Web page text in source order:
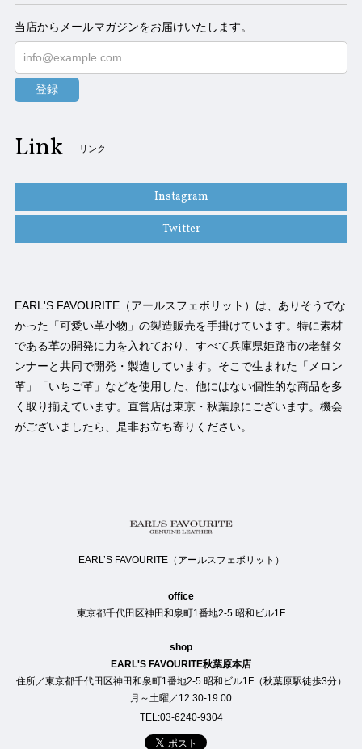
当店からメールマガジンをお届けいたします。
登録
Link リンク
Instagram
Twitter
EARL'S FAVOURITE（アールスフェボリット）は、ありそうでな
かった「可愛い革小物」の製造販売を手掛けています。特に素材
である革の開発に力を入れており、すべて兵庫県姫路市の老舗タ
ンナーと共同で開発・製造しています。そこで生まれた「メロン
革」「いちご革」などを使用した、他にはない個性的な商品を多
く取り揃えています。直営店は東京・秋葉原にございます。機会
がございましたら、是非お立ち寄りください。
EARL’S FAVOURITE（アールスフェボリット）
office
東京都千代田区神田和泉町1番地2-5 昭和ビル1F
shop
EARL'S FAVOURITE秋葉原本店
住所／東京都千代田区神田和泉町1番地2-5 昭和ビル1F（秋葉原駅徒歩3分）
月～土曜／12:30-19:00
TEL:03-6240-9304